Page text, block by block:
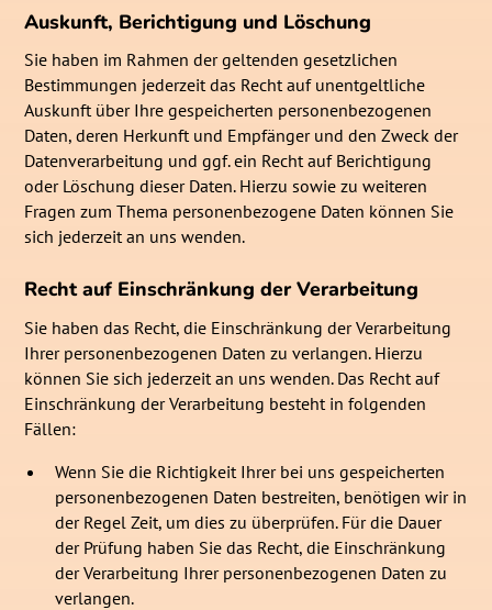
Auskunft, Berichtigung und Löschung
Sie haben im Rahmen der geltenden gesetzlichen
Bestimmungen jederzeit das Recht auf unentgeltliche
Auskunft über Ihre gespeicherten personenbezogenen
Daten, deren Herkunft und Empfänger und den Zweck der
Datenverarbeitung und ggf. ein Recht auf Berichtigung
oder Löschung dieser Daten. Hierzu sowie zu weiteren
Fragen zum Thema personenbezogene Daten können Sie
sich jederzeit an uns wenden.
Recht auf Einschränkung der Verarbeitung
Sie haben das Recht, die Einschränkung der Verarbeitung
Ihrer personenbezogenen Daten zu verlangen. Hierzu
können Sie sich jederzeit an uns wenden. Das Recht auf
Einschränkung der Verarbeitung besteht in folgenden
Fällen:
Wenn Sie die Richtigkeit Ihrer bei uns gespeicherten
personenbezogenen Daten bestreiten, benötigen wir in
der Regel Zeit, um dies zu überprüfen. Für die Dauer
der Prüfung haben Sie das Recht, die Einschränkung
der Verarbeitung Ihrer personenbezogenen Daten zu
verlangen.